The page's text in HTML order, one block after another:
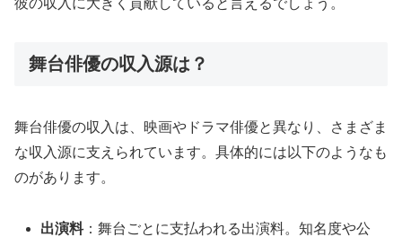
舞台俳優の収入源は？
舞台俳優の収入は、映画やドラマ俳優と異なり、さまざま
な収入源に支えられています。具体的には以下のようなも
のがあります。
出演料：舞台ごとに支払われる出演料。知名度や公